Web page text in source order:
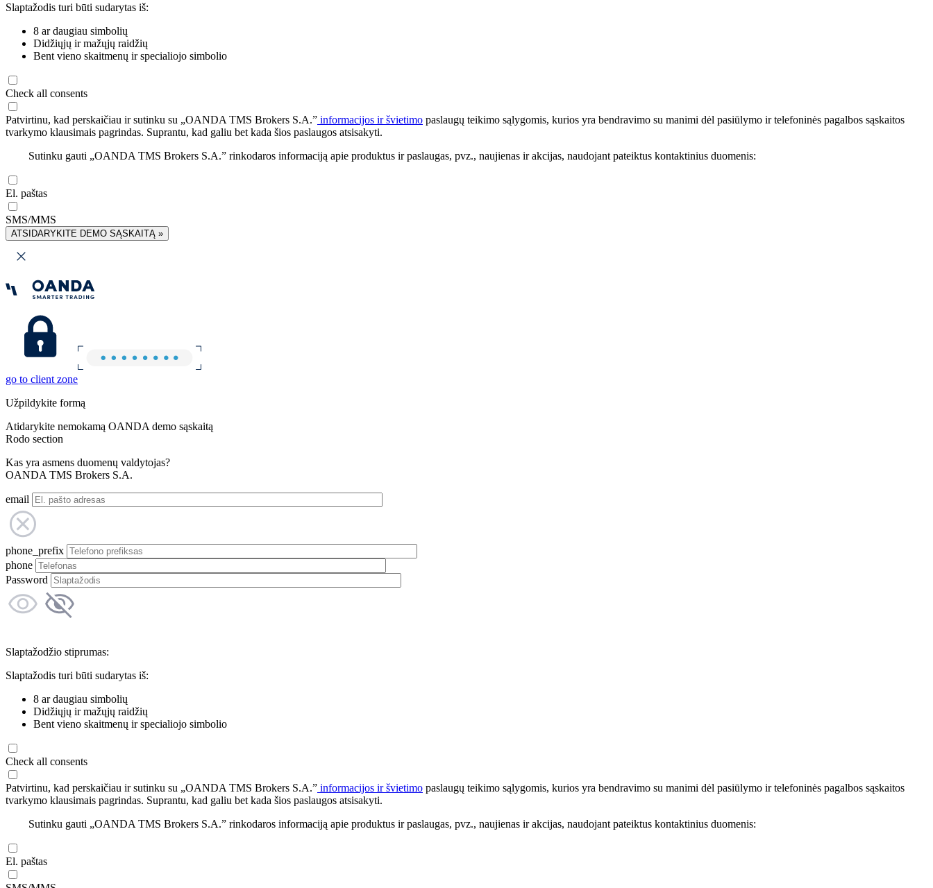
Slaptažodis turi būti sudarytas iš:
8 ar daugiau simbolių
Didžiųjų ir mažųjų raidžių
Bent vieno skaitmenų ir specialiojo simbolio
Check all consents
Patvirtinu, kad perskaičiau ir sutinku su „OANDA TMS Brokers S.A.” informacijos ir švietimo paslaugų teikimo sąlygomis, kurios yra bendravimo su manimi dėl pasiūlymo ir telefoninės pagalbos sąskaitos
tvarkymo klausimais pagrindas. Suprantu, kad galiu bet kada šios paslaugos atsisakyti.
Sutinku gauti „OANDA TMS Brokers S.A.” rinkodaros informaciją apie produktus ir paslaugas, pvz., naujienas ir akcijas, naudojant pateiktus kontaktinius duomenis:
El. paštas
SMS/MMS
ATSIDARYKITE DEMO SĄSKAITĄ »
go to client zone
Užpildykite formą
Atidarykite nemokamą OANDA demo sąskaitą
Rodo section
Kas yra asmens duomenų valdytojas?
OANDA TMS Brokers S.A.
email
phone_prefix
phone
Password
Slaptažodžio stiprumas:
Slaptažodis turi būti sudarytas iš:
8 ar daugiau simbolių
Didžiųjų ir mažųjų raidžių
Bent vieno skaitmenų ir specialiojo simbolio
Check all consents
Patvirtinu, kad perskaičiau ir sutinku su „OANDA TMS Brokers S.A.” informacijos ir švietimo paslaugų teikimo sąlygomis, kurios yra bendravimo su manimi dėl pasiūlymo ir telefoninės pagalbos sąskaitos
tvarkymo klausimais pagrindas. Suprantu, kad galiu bet kada šios paslaugos atsisakyti.
Sutinku gauti „OANDA TMS Brokers S.A.” rinkodaros informaciją apie produktus ir paslaugas, pvz., naujienas ir akcijas, naudojant pateiktus kontaktinius duomenis:
El. paštas